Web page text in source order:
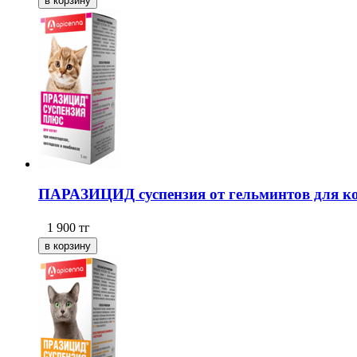
ПАРАЗИЦИД суспензия от гельминтов для
1 900 тг